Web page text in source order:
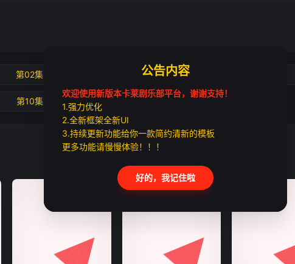
第02集 第04集
第10集 第11集 第12集
公告内容
欢迎使用新版本卡莱剧乐部平台，谢谢支持！
1.强力优化
2.全新框架全新UI
3.持续更新功能给你一款简约清新的模板
更多功能请慢慢体验！！！
好的，我记住啦